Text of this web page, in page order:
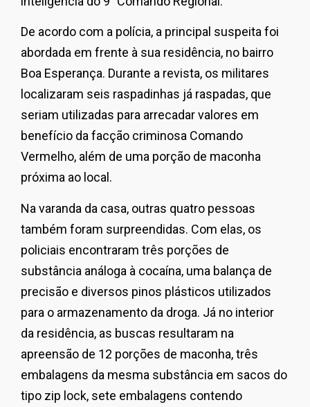
De acordo com a polícia, a principal suspeita foi
abordada em frente à sua residência, no bairro
Boa Esperança. Durante a revista, os militares
localizaram seis raspadinhas já raspadas, que
seriam utilizadas para arrecadar valores em
benefício da facção criminosa Comando
Vermelho, além de uma porção de maconha
próxima ao local.
Na varanda da casa, outras quatro pessoas
também foram surpreendidas. Com elas, os
policiais encontraram três porções de
substância análoga à cocaína, uma balança de
precisão e diversos pinos plásticos utilizados
para o armazenamento da droga. Já no interior
da residência, as buscas resultaram na
apreensão de 12 porções de maconha, três
embalagens da mesma substância em sacos do
tipo zip lock, sete embalagens contendo